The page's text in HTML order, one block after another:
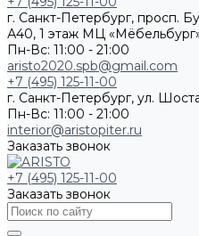
г. Санкт-Петербург, просп.
А40, 1 этаж МЦ
Пн-Вс: 11:00 - 21:00
aristo2020.spb@gmail.com
+7 (495) 125-11-00
г. Санкт-Петербург, ул.
Пн-Вс: 11:00 - 21:00
interior@aristopiter.ru
Заказать звонок
+7 (495) 125-11-00
Заказать звонок